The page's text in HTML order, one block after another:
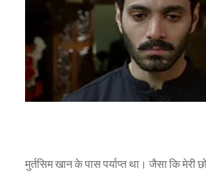
मुर्तसिम खान के पास पर्याप्त था। जैसा कि मेरी